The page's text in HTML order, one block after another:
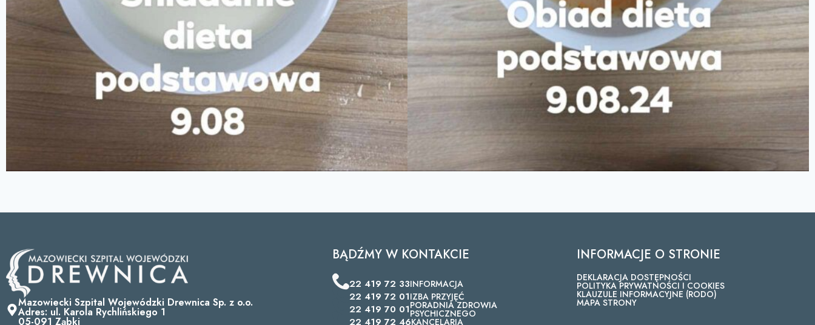
Mazowiecki Szpital Wojewódzki Drewnica Sp. z o.o.
Adres: ul. Karola Rychlińskiego 1
05-091 Ząbki
BĄDŹMY W KONTAKCIE
22 419 72 33INFORMACJA
22 419 72 01IZBA PRZYJĘĆ
22 419 70 01PORADNIA ZDROWIA
PSYCHICZNEGO
22 419 72 46KANCELARIA
INFORMACJE O STRONIE
DEKLARACJA DOSTĘPNOŚCI
POLITYKA PRYWATNOŚCI I COOKIES
KLAUZULE INFORMACYJNE (RODO)
MAPA STRONY